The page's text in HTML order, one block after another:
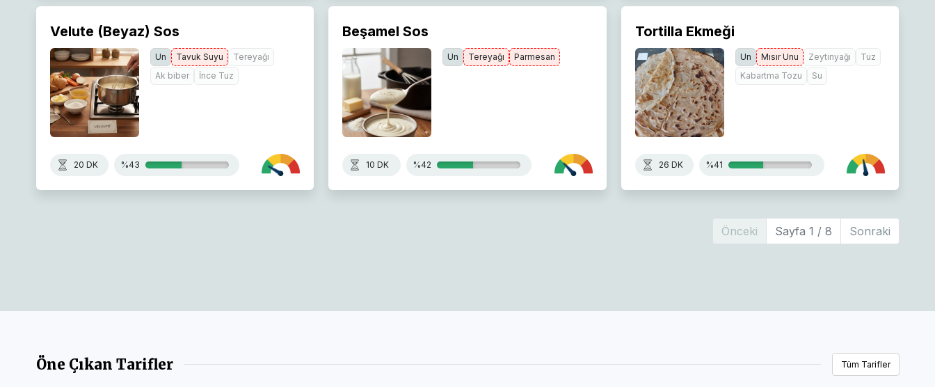
Velute (Beyaz) Sos
Un Tavuk Suyu
Tereyağı
Ak biber
İnce Tuz
20 DK %43
Beşamel Sos
Un Tereyağı Parmesan
10 DK %42
Tortilla Ekmeği
Un Mısır Unu Zeytinyağı
Tuz
Kabartma Tozu
Su
26 DK %41
Önceki Sayfa 1 / 8 Sonraki
Öne Çıkan Tarifler Tüm Tarifler